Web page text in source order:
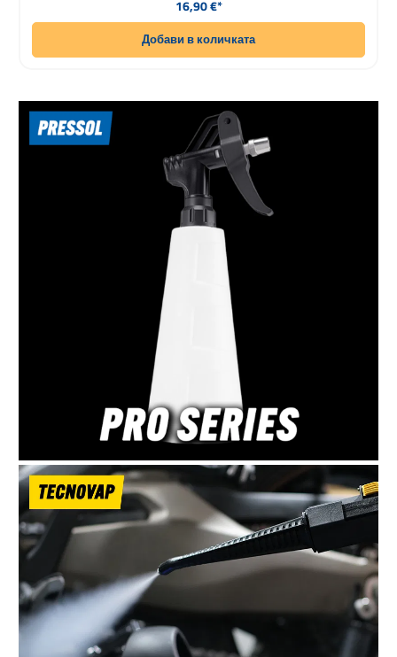
16,90 €*
Добави в количката